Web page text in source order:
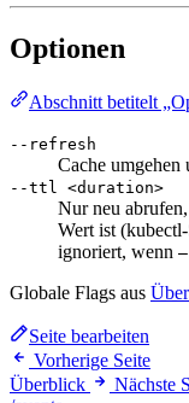
Optionen
Abschnitt betitelt
--refresh
Cache
--ttl <duration>
Nur neu
Wert ist
ignoriert, wenn
Globale Flags aus
Seite bearbeiten
Vorherige Seite
Überblick
Nächste